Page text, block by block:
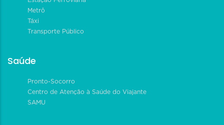
Metrô
Táxi
Transporte Público
Saúde
Pronto-Socorro
Centro de Atenção à Saúde do Viajante
SAMU